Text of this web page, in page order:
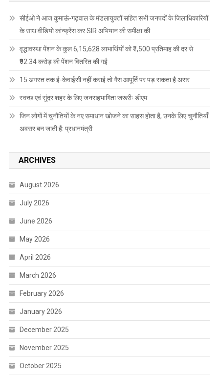
सीईओ ने आज कुमाऊं-गढ़वाल के मंडलायुक्तों सहित सभी जनपदों के जिलाधिकारियों
के साथ वीडियो कांन्फ्रेंस कर SIR अभियान की समीक्षा की
वृद्धावस्था पेंशन के कुल 6,15,628 लाभार्थियों को ₹1,500 प्रतिमाह की दर से
₹92.34 करोड़ की पेंशन वितरित की गई
15 अगस्त तक ई-केवाईसी नहीं कराई तो गैस आपूर्ति पर पड़ सकता है असर
स्वच्छ एवं सुंदर शहर के लिए जनसहभागिता जरूरीः डीएम
जिन लोगों में चुनौतियों के नए समाधान खोजने का साहस होता है, उनके लिए चुनौतियाँ
अवसर बन जाती हैं: प्रधानमंत्री
ARCHIVES
August 2026
July 2026
June 2026
May 2026
April 2026
March 2026
February 2026
January 2026
December 2025
November 2025
October 2025